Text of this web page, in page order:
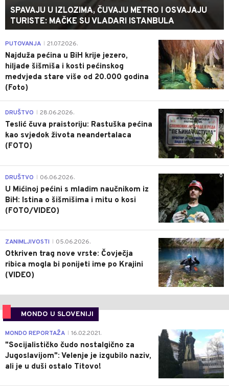
SPAVAJU U IZLOZIMA, ČUVAJU METRO I OSVAJAJU
TURISTE: MAČKE SU VLADARI ISTANBULA
0
PUTOVANJA 21.07.2026.
Najduža pećina u BiH krije jezero,
hiljade šišmiša i kosti pećinskog
medvjeda stare više od 20.000 godina
(Foto)
0
DRUŠTVO 28.06.2026.
Teslić čuva praistoriju: Rastuška pećina
kao svjedok života neandertalaca
(FOTO)
0
DRUŠTVO 06.06.2026.
U Mićinoj pećini s mladim naučnikom iz
BiH: Istina o šišmišima i mitu o kosi
(FOTO/VIDEO)
0
ZANIMLJIVOSTI 05.06.2026.
Otkriven trag nove vrste: Čovječja
ribica mogla bi ponijeti ime po Krajini
(VIDEO)
MONDO U SLOVENIJI
4
MONDO REPORTAŽA 16.02.2021.
"Socijalističko čudo nostalgično za
Jugoslavijom": Velenje je izgubilo naziv,
ali je u duši ostalo Titovo!